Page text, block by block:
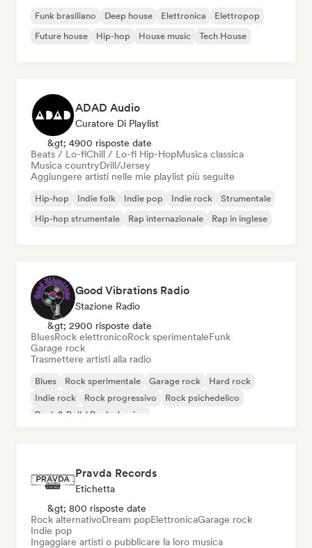
Funk brasiliano Deep house Elettronica
Elettropop
Future house
Hip-hop House music Tech House
ADAD Audio
Curatore Di Playlist
&gt; 4900 risposte date
Beats / Lo-fiChill / Lo-fi Hip-HopMusica classica
Musica countryDrill/Jersey
Aggiungere artisti nelle mie playlist più seguite
Hip-hop Indie folk Indie pop Indie rock
Strumentale
Hip-hop strumentale
Rap internazionale Rap in inglese
Good Vibrations Radio
Stazione Radio
&gt; 2900 risposte date
BluesRock elettronicoRock sperimentaleFunk
Garage rock
Trasmettere artisti alla radio
Blues Rock sperimentale Garage rock
Hard rock
Indie rock
Rock progressivo
Rock psichedelico
Rock & Roll / Rock classico
Pravda Records
Etichetta
&gt; 800 risposte date
Rock alternativoDream popElettronicaGarage rock
Indie pop
Ingaggiare artisti o pubblicare la loro musica